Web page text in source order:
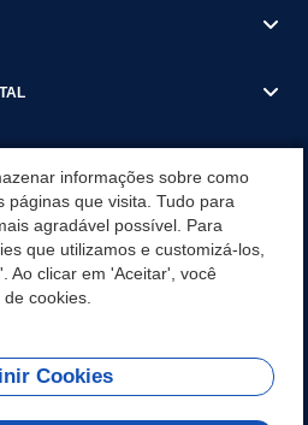
DE RECEITA MUNICIPAL
informações sobre como
páginas que visita. Tudo para
agradável possível. Para
que utilizamos e customizá-los,
Ao clicar em 'Aceitar', você
cookies.
Cookies